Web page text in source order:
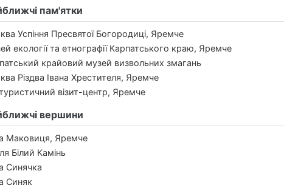
пам'ятки
Успіння Пресвятої Богородиці, Яремче
екології та етнографії Карпатського краю, Яремче
крайовий музей визвольних змагань
Різдва Івана Хрестителя, Яремче
візит-центр, Яремче
вершини
Маковиця, Яремче
Білий Камінь
Синячка
Синяк